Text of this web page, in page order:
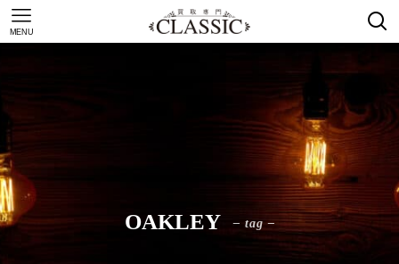
MENU
OAKLEY – tag –